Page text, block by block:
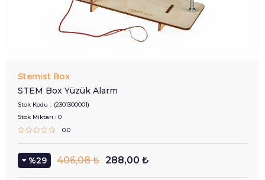
Stemist Box
STEM Box Yüzük Alarm
Stok Kodu
(2301300001)
Stok Miktarı : 0
0.0
29 406,08 ₺ 288,00 ₺